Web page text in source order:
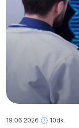
19.06.2026 10dk.